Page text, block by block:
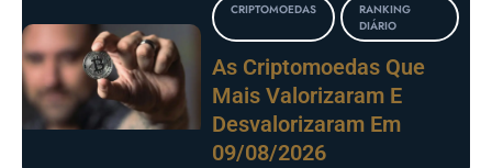
CRIPTOMOEDAS
RANKING
DIÁRIO
As Criptomoedas Que
Mais Valorizaram E
Desvalorizaram Em
09/08/2026